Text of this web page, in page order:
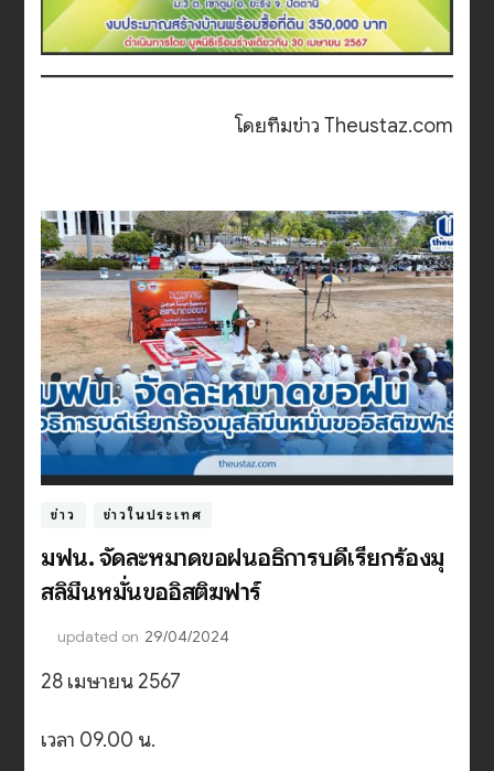
โดยทีมข่าว Theustaz.com
ข่าว ข่าวในประเทศ
มฟน. จัดละหมาดขอฝนอธิการบดีเรียกร้องมุ
สลิมีนหมั่นขออิสติฆฟาร์
updated on 29/04/2024
28 เมษายน 2567
เวลา 09.00 น.